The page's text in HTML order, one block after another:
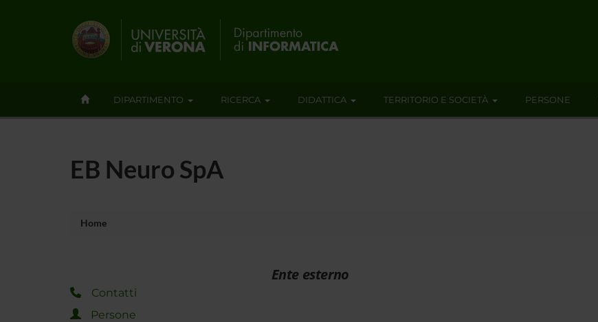
DIPARTIMENTO RICERCA DIDATTICA TERRITORIO E SOCIETÀ PERSONE
EB Neuro SpA
Home
Contatti
Persone
Ente esterno